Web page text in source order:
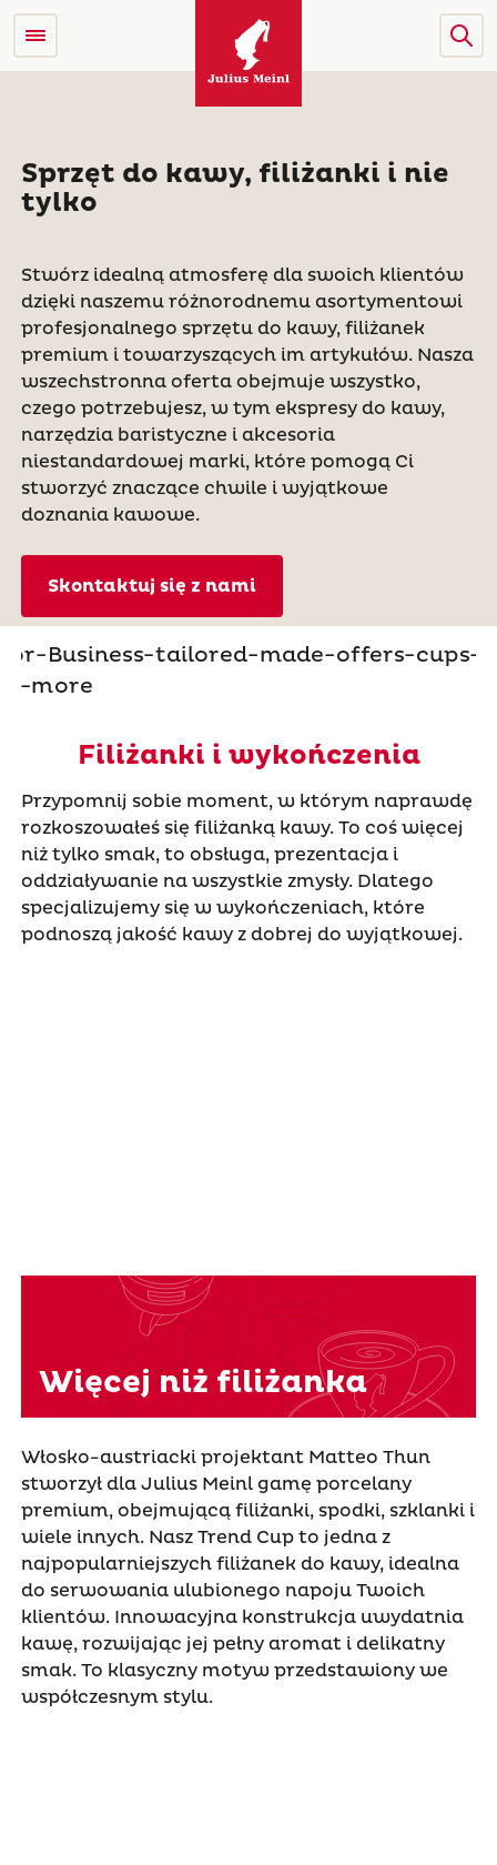
Sprzęt do kawy, filiżanki i nie
tylko
Stwórz idealną atmosferę dla swoich klientów
dzięki naszemu różnorodnemu asortymentowi
profesjonalnego sprzętu do kawy, filiżanek
premium i towarzyszących im artykułów. Nasza
wszechstronna oferta obejmuje wszystko,
czego potrzebujesz, w tym ekspresy do kawy,
narzędzia baristyczne i akcesoria
niestandardowej marki, które pomogą Ci
stworzyć znaczące chwile i wyjątkowe
doznania kawowe.
Skontaktuj się z nami
Filiżanki i wykończenia
Przypomnij sobie moment, w którym naprawdę
rozkoszowałeś się filiżanką kawy. To coś więcej
niż tylko smak, to obsługa, prezentacja i
oddziaływanie na wszystkie zmysły. Dlatego
specjalizujemy się w wykończeniach, które
podnoszą jakość kawy z dobrej do wyjątkowej.
Włosko-austriacki projektant Matteo Thun
stworzył dla Julius Meinl gamę porcelany
premium, obejmującą filiżanki, spodki, szklanki i
wiele innych. Nasz Trend Cup to jedna z
najpopularniejszych filiżanek do kawy, idealna
do serwowania ulubionego napoju Twoich
klientów. Innowacyjna konstrukcja uwydatnia
kawę, rozwijając jej pełny aromat i delikatny
smak. To klasyczny motyw przedstawiony we
współczesnym stylu.
Więcej niż filiżanka